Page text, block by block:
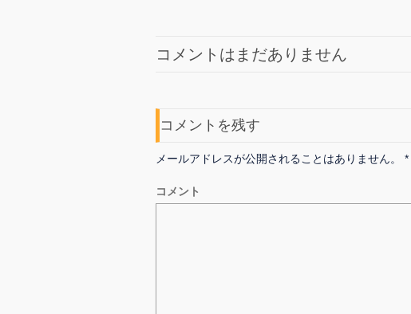
コメントはまだありません
コメントを残す
メールアドレスが公開されることはありません。 *
コメント